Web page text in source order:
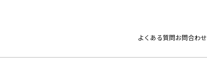
よくある質問お問合わせ